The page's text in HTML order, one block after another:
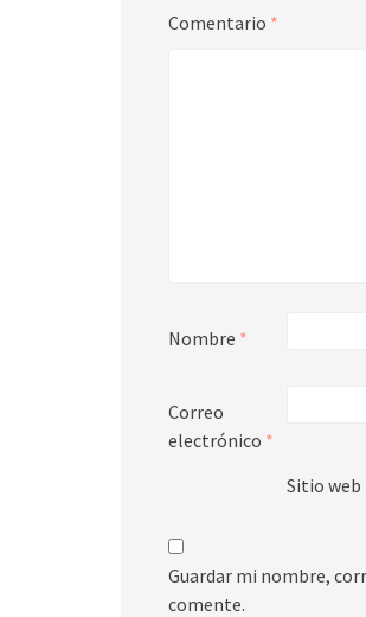
Comentario *
Nombre *
Correo
electrónico *
Sitio web
Guardar mi nombre,
comente.